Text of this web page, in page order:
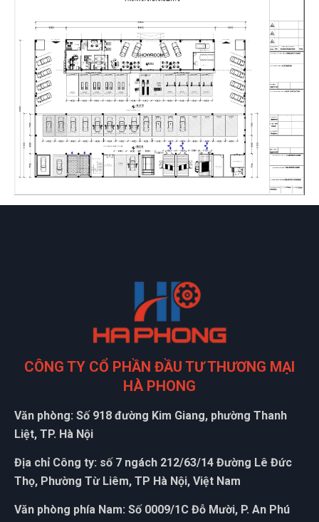
CÔNG TY CỔ PHẦN ĐẦU TƯ THƯƠNG MẠI
HÀ PHONG
Văn phòng: Số 918 đường Kim Giang, phường Thanh
Liệt, TP. Hà Nội
Địa chỉ Công ty: số 7 ngách 212/63/14 Đường Lê Đức
Thọ, Phường Từ Liêm, TP Hà Nội, Việt Nam
Văn phòng phía Nam: Số 0009/1C Đỗ Mười, P. An Phú